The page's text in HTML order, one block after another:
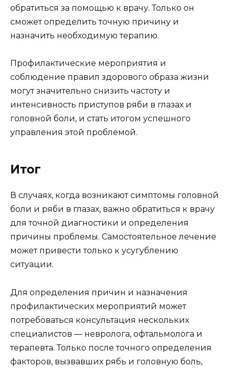
обратиться за помощью к врачу. Только он
сможет определить точную причину и
назначить необходимую терапию.
Профилактические мероприятия и
соблюдение правил здорового образа жизни
могут значительно снизить частоту и
интенсивность приступов ряби в глазах и
головной боли, и стать итогом успешного
управления этой проблемой.
Итог
В случаях, когда возникают симптомы головной
боли и ряби в глазах, важно обратиться к врачу
для точной диагностики и определения
причины проблемы. Самостоятельное лечение
может привести только к усугублению
ситуации.
Для определения причин и назначения
профилактических мероприятий может
потребоваться консультация нескольких
специалистов — невролога, офтальмолога и
терапевта. Только после точного определения
факторов, вызвавших рябь и головную боль,